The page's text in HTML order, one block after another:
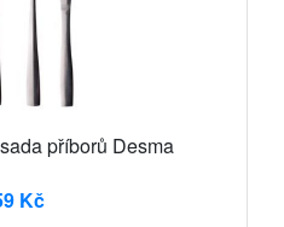
příborů Desma
Kč